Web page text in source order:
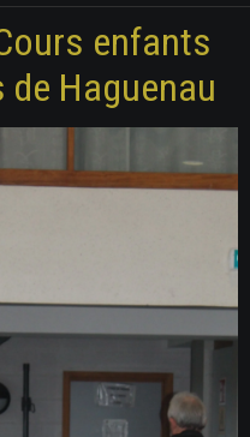
enfants
de Haguenau